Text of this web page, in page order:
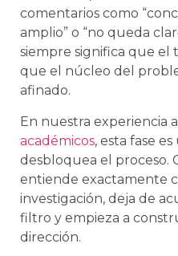
comentarios como
amplio” o “no queda
siempre significa que el
que el núcleo del
afinado.
En nuestra experiencia
académicos, esta fase
desbloquea el proceso.
entiende exactamente
investigación, deja de
filtro y empieza a
dirección.